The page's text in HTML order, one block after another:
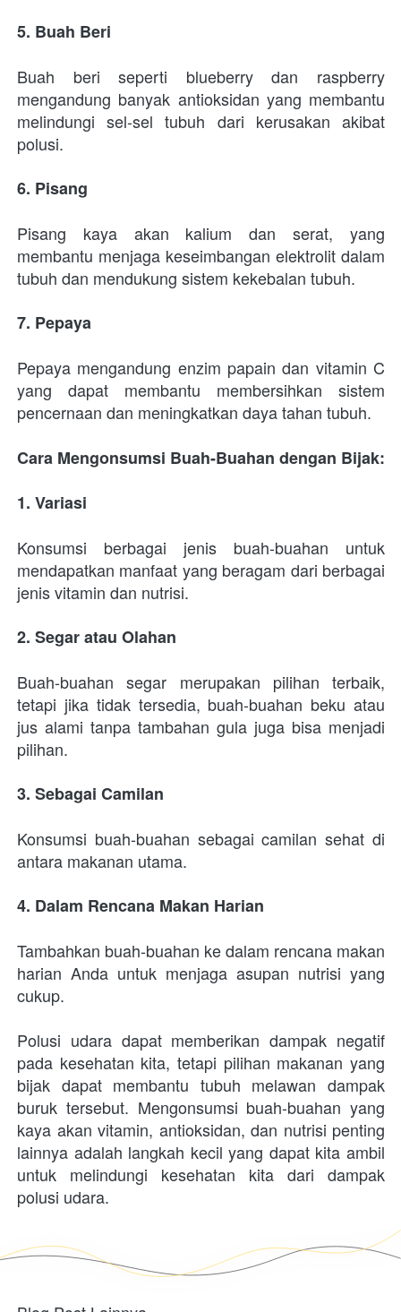
5. Buah Beri
Buah beri seperti blueberry dan raspberry
mengandung banyak antioksidan yang membantu
melindungi sel-sel tubuh dari kerusakan akibat
polusi.
6. Pisang
Pisang kaya akan kalium dan serat, yang
membantu menjaga keseimbangan elektrolit dalam
tubuh dan mendukung sistem kekebalan tubuh.
7. Pepaya
Pepaya mengandung enzim papain dan vitamin C
yang dapat membantu membersihkan sistem
pencernaan dan meningkatkan daya tahan tubuh.
Cara Mengonsumsi Buah-Buahan dengan Bijak:
1. Variasi
Konsumsi berbagai jenis buah-buahan untuk
mendapatkan manfaat yang beragam dari berbagai
jenis vitamin dan nutrisi.
2. Segar atau Olahan
Buah-buahan segar merupakan pilihan terbaik,
tetapi jika tidak tersedia, buah-buahan beku atau
jus alami tanpa tambahan gula juga bisa menjadi
pilihan.
3. Sebagai Camilan
Konsumsi buah-buahan sebagai camilan sehat di
antara makanan utama.
4. Dalam Rencana Makan Harian
Tambahkan buah-buahan ke dalam rencana makan
harian Anda untuk menjaga asupan nutrisi yang
cukup.
Polusi udara dapat memberikan dampak negatif
pada kesehatan kita, tetapi pilihan makanan yang
bijak dapat membantu tubuh melawan dampak
buruk tersebut. Mengonsumsi buah-buahan yang
kaya akan vitamin, antioksidan, dan nutrisi penting
lainnya adalah langkah kecil yang dapat kita ambil
untuk melindungi kesehatan kita dari dampak
polusi udara.